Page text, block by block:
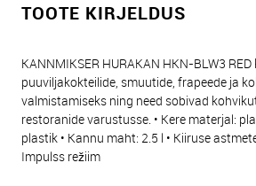
TOOTE KIRJELDUS
KANNMIKSER HURAKAN HKN-BLW3
puuviljakokteilide, smuutide, frapeede ja
valmistamiseks ning need sobivad
restoranide varustusse. • Kere materjal:
plastik • Kannu maht: 2.5 l • Kiiruse
Impulss režiim